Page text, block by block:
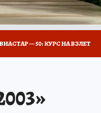
— 50: КУРС НА ВЗЛЕТ